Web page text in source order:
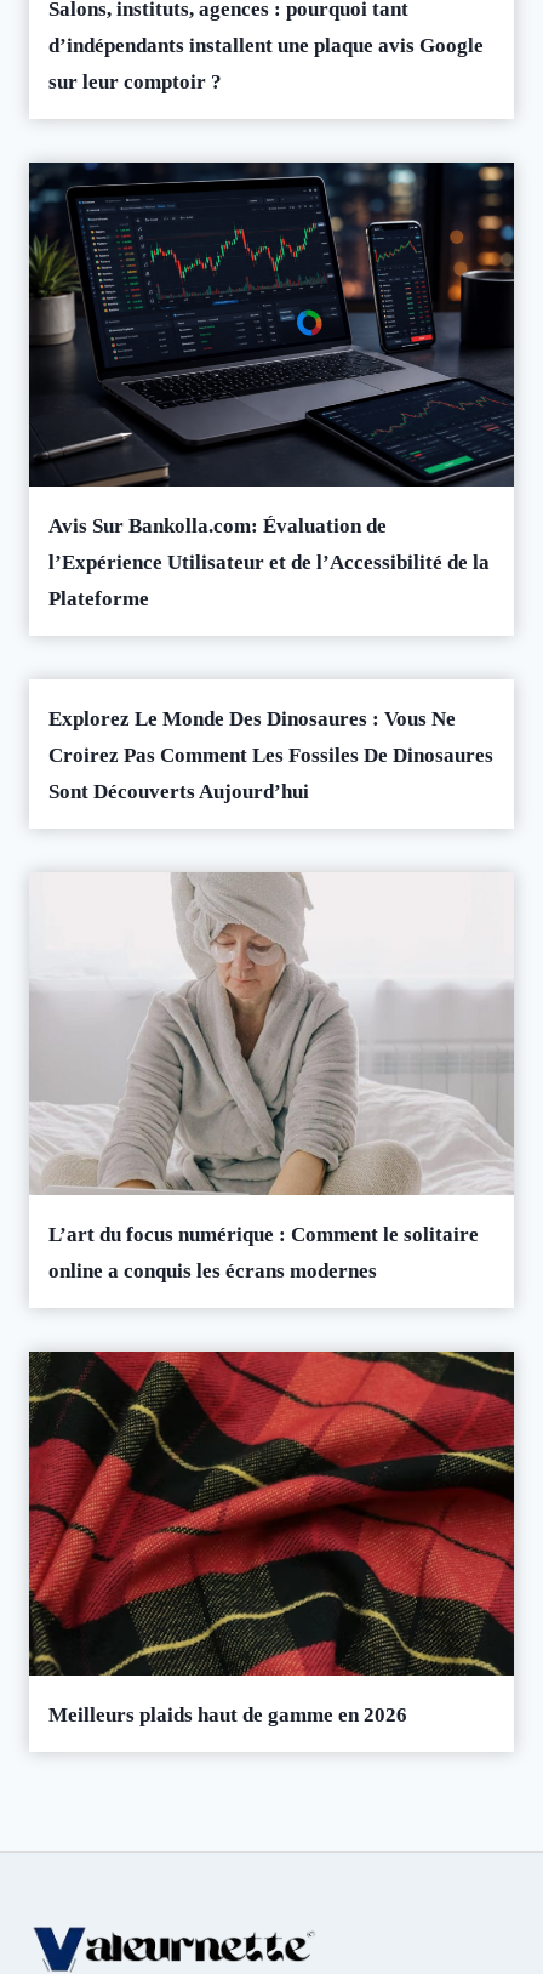
Salons, instituts, agences : pourquoi tant
d’indépendants installent une plaque avis Google
sur leur comptoir ?
Avis Sur Bankolla.com: Évaluation de
l’Expérience Utilisateur et de l’Accessibilité de la
Plateforme
Explorez Le Monde Des Dinosaures : Vous Ne
Croirez Pas Comment Les Fossiles De Dinosaures
Sont Découverts Aujourd’hui
L’art du focus numérique : Comment le solitaire
online a conquis les écrans modernes
Meilleurs plaids haut de gamme en 2026